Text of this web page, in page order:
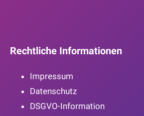
Rechtliche Informationen
Impressum
Datenschutz
DSGVO-Information